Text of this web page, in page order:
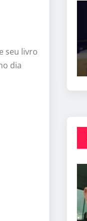
seu livro
dia